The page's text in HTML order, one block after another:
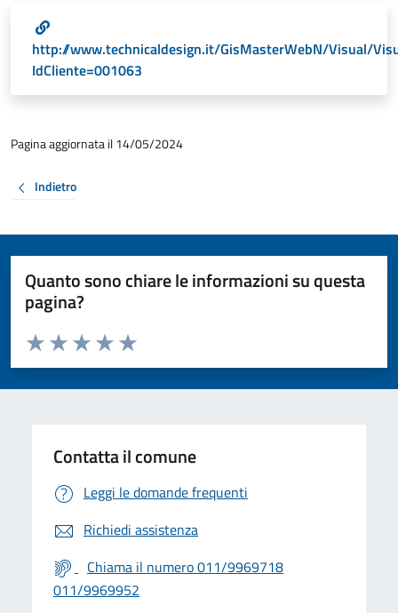
http://www.technicaldesign.it/GisMasterWebN/Visual/
IdCliente=001063
Pagina aggiornata il 14/05/2024
Indietro
Quanto sono chiare le informazioni su questa
pagina?
Valuta da 1 a 5 stelle la pagina
Valuta 5 stelle su 5
Valuta 4 stelle su 5
Valuta 3 stelle su 5
Valuta 2 stelle su 5
Valuta 1 stelle su 5
Contatta il comune
Leggi le domande frequenti
Richiedi assistenza
Chiama il numero 011/9969718
011/9969952